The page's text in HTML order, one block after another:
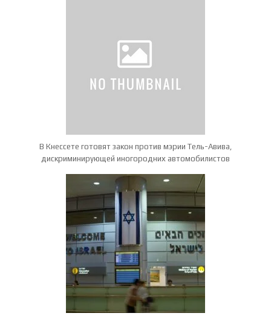
В Кнессете готовят закон против мэрии Тель-Авива,
дискриминирующей иногородних автомобилистов